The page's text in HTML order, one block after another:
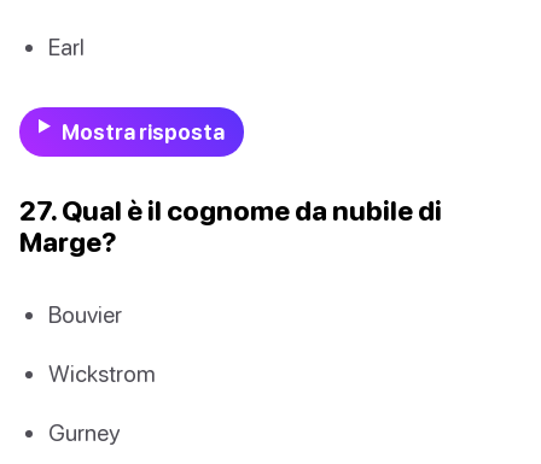
Earl
Mostra risposta
27. Qual è il cognome da nubile di
Marge?
Bouvier
Wickstrom
Gurney